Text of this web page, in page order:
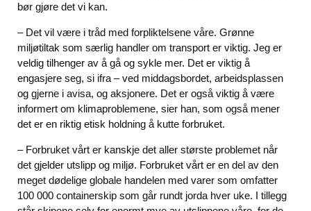
bør gjøre det vi kan.
– Det vil være i tråd med forpliktelsene våre. Grønne
miljøtiltak som særlig handler om transport er viktig. Jeg er
veldig tilhenger av å gå og sykle mer. Det er viktig å
engasjere seg, si ifra – ved middagsbordet, arbeidsplassen
og gjerne i avisa, og aksjonere. Det er også viktig å være
informert om klimaproblemene, sier han, som også mener
det er en riktig etisk holdning å kutte forbruket.
– Forbruket vårt er kanskje det aller største problemet når
det gjelder utslipp og miljø. Forbruket vårt er en del av den
meget dødelige globale handelen med varer som omfatter
100 000 containerskip som går rundt jorda hver uke. I tillegg